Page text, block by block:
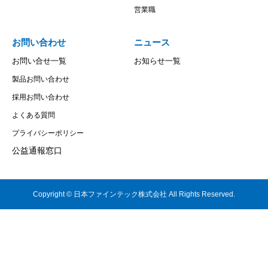
営業職
お問い合わせ
お問い合せ一覧
製品お問い合わせ
採用お問い合わせ
よくある質問
プライバシーポリシー
公益通報窓口
ニュース
お知らせ一覧
Copyright © 日本ファインテック株式会社 All Rights Reserved.